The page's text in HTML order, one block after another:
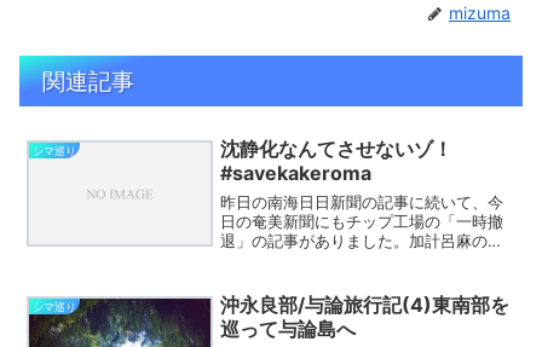
mizuma
関連記事
シマ巡り
沈静化なんてさせないゾ！
#savekakeroma
昨日の南海日日新聞の記事に続いて、今
日の奄美新聞にもチップ工場の「一時撤
退」の記事がありました。加計呂麻の方
うに、4/1の南海日日新聞の記事にあ
る”断念”では無いよ...
シマ巡り
沖永良部/与論旅行記(4)東南部を
巡って与論島へ